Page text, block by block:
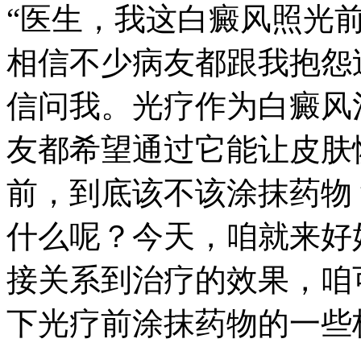
“医生，我这白癜风照光
相信不少病友都跟我抱
信问我。光疗作为白癜
友都希望通过它能让皮
前，到底该不该涂抹药
什么呢？今天，咱就来
接关系到治疗的效果，
下光疗前涂抹药物的一